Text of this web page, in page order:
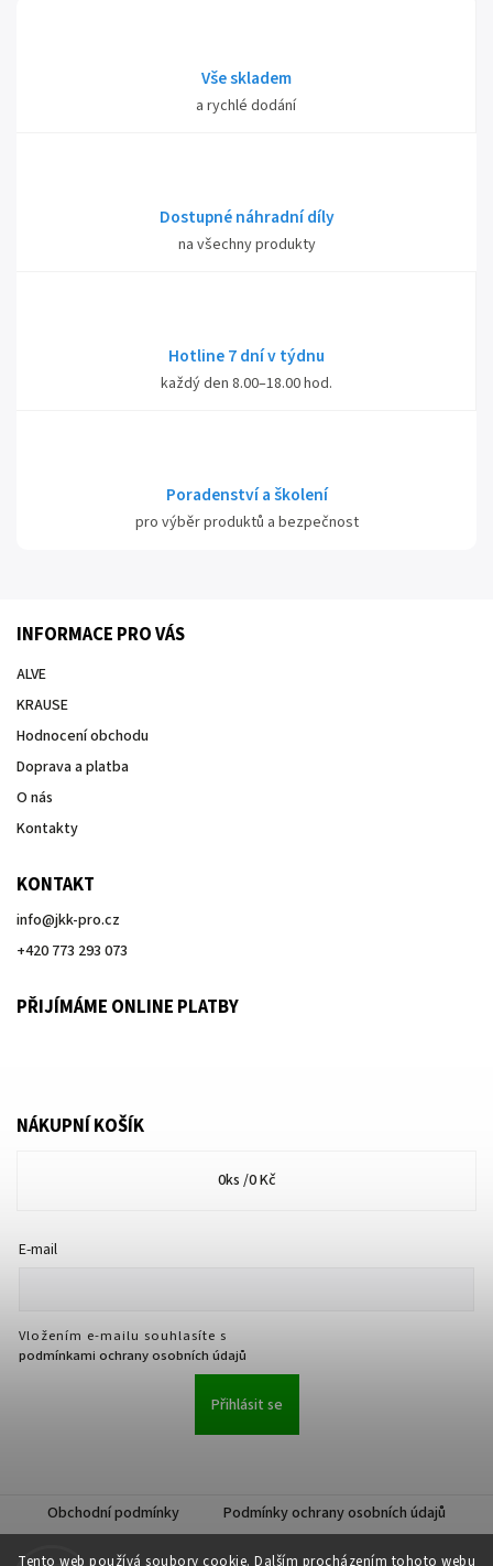
Tento web používá soubory cookie. Dalším procházením tohoto webu
Vše skladem
a rychlé dodání
Dostupné náhradní díly
na všechny produkty
Hotline 7 dní v týdnu
každý den 8.00–18.00 hod.
Poradenství a školení
pro výběr produktů a bezpečnost
INFORMACE PRO VÁS
ALVE
KRAUSE
Hodnocení obchodu
Doprava a platba
O nás
Kontakty
KONTAKT
info@jkk-pro.cz
+420 773 293 073
PŘIJÍMÁME ONLINE PLATBY
NÁKUPNÍ KOŠÍK
0ks /0 Kč
E-mail
Vložením e-mailu souhlasíte s
podmínkami ochrany osobních údajů
Přihlásit se
Obchodní podmínky Podmínky ochrany osobních údajů